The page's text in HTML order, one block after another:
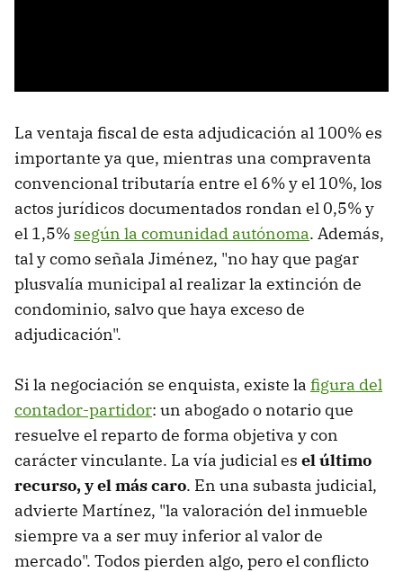
La ventaja fiscal de esta adjudicación al 100% es
importante ya que, mientras una compraventa
convencional tributaría entre el 6% y el 10%, los
actos jurídicos documentados rondan el 0,5% y
el 1,5% según la comunidad autónoma. Además,
tal y como señala Jiménez, "no hay que pagar
plusvalía municipal al realizar la extinción de
condominio, salvo que haya exceso de
adjudicación".
Si la negociación se enquista, existe la figura del
contador-partidor: un abogado o notario que
resuelve el reparto de forma objetiva y con
carácter vinculante. La vía judicial es el último
recurso, y el más caro. En una subasta judicial,
advierte Martínez, "la valoración del inmueble
siempre va a ser muy inferior al valor de
mercado". Todos pierden algo, pero el conflicto